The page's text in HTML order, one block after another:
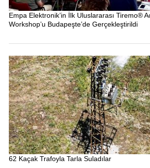
Empa Elektronik’in İlk Uluslararası Tiremo®
Workshop’u Budapeşte’de Gerçekleştirildi
62 Kaçak Trafoyla Tarla Suladılar